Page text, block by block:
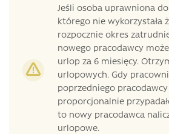
Jeśli osoba uprawniona
którego nie wykorzystała
rozpocznie okres
nowego pracodawcy
urlop za 6 miesięcy.
urlopowych. Gdy
poprzedniego
proporcjonalnie
to nowy pracodawca
urlopowe.